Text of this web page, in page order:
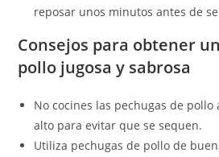
reposar unos minutos antes de
Consejos para obtener
pollo jugosa y sabrosa
No cocines las pechugas de pollo
alto para evitar que se sequen.
Utiliza pechugas de pollo de